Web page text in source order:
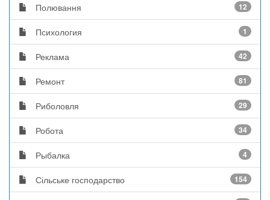
Полювання 12
Психология 1
Реклама 42
Ремонт 81
Риболовля 29
Робота 34
Рыбалка 4
Сільське господарство 154